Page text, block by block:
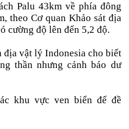
Palu 43km về phía đông
theo Cơ quan Khảo sát địa
cường độ lên đến 5,2 độ.
địa vật lý Indonesia cho biết
thần nhưng cảnh báo dư
khu vực ven biển để đề